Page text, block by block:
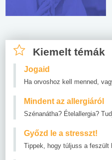
Kiemelt témák
Jogaid
Ha orvoshoz kell menned,
Mindent az allergiáról
Szénanátha? Ételallergia?
Győzd le a stresszt!
Tippek, hogy túljuss a feszült